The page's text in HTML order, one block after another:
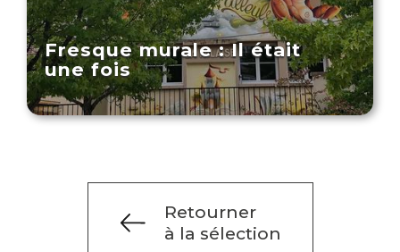
Fresque murale : Il était
une fois
Retourner
à la sélection